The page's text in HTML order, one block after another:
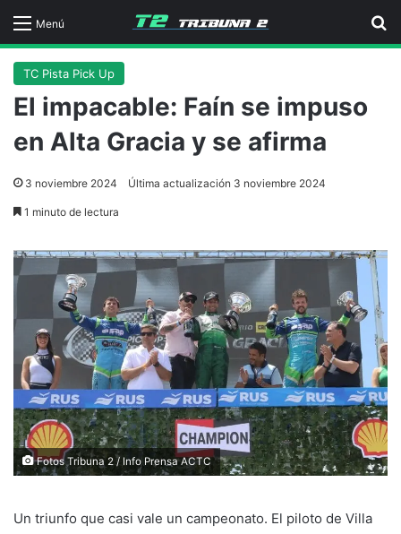
Menú
TC Pista Pick Up
El impacable: Faín se impuso
en Alta Gracia y se afirma
3 noviembre 2024 Última actualización 3 noviembre 2024
1 minuto de lectura
Fotos Tribuna 2 / Info Prensa ACTC
Un triunfo que casi vale un campeonato. El piloto de Villa